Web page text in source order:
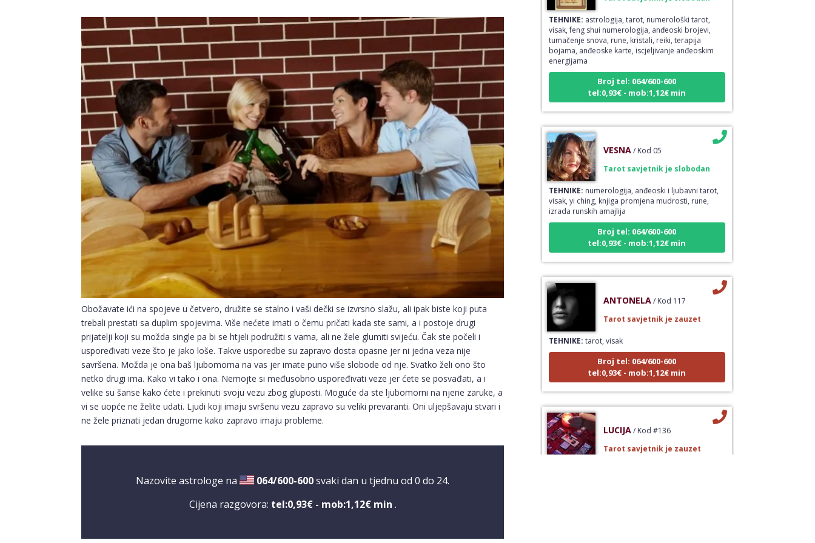
Obožavate ići na spojeve u četvero, družite se stalno i vaši dečki se izvrsno slažu, ali ipak biste koji puta
trebali prestati sa duplim spojevima. Više nećete imati o čemu pričati kada ste sami, a i postoje drugi
prijatelji koji su možda single pa bi se htjeli podružiti s vama, ali ne žele glumiti svijeću. Čak ste počeli i
uspoređivati veze što je jako loše. Takve usporedbe su zapravo dosta opasne jer ni jedna veza nije
savršena. Možda je ona baš ljubomorna na vas jer imate puno više slobode od nje. Svatko želi ono što
netko drugi ima. Kako vi tako i ona. Nemojte si međusobno uspoređivati veze jer ćete se posvađati, a i
velike su šanse kako ćete i prekinuti svoju vezu zbog gluposti. Moguće da ste ljubomorni na njene zaruke, a
vi se uopće ne želite udati. Ljudi koji imaju svršenu vezu zapravo su veliki prevaranti. Oni uljepšavaju stvari i
ne žele priznati jedan drugome kako zapravo imaju probleme.
Nazovite astrologe na 064/600-600 svaki dan u tjednu od 0 do 24.
Cijena razgovora: tel:0,93€ - mob:1,12€ min .
TEHNIKE:astrologija, tarot, numerološki tarot,
visak, feng shui numerologija, anđeoski brojevi,
tumačenje snova, rune, kristali, reiki, terapija
bojama, anđeoske karte, iscjeljivanje anđeoskim
energijama
Broj tel: 064/600-600
tel:0,93€ - mob:1,12€ min
TEHNIKE:numerologija, anđeoski i ljubavni tarot,
visak, yi ching, knjiga promjena mudrosti, rune,
izrada runskih amajlija
Broj tel: 064/600-600
tel:0,93€ - mob:1,12€ min
TEHNIKE:tarot, visak
Broj tel: 064/600-600
tel:0,93€ - mob:1,12€ min